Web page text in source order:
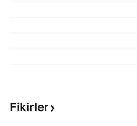
Fikirler